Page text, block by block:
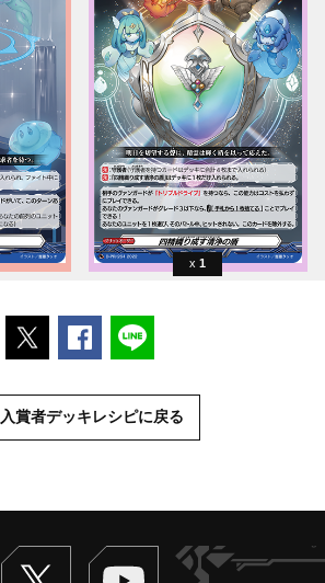
1
ポストするFacebookでシェアする
入賞者デッキレシピに戻る
Twitter ヴァンガードch